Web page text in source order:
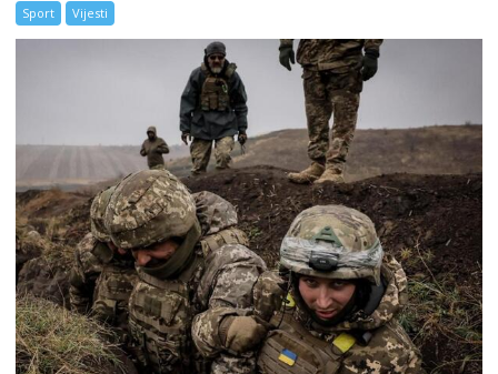
Sport Vijesti